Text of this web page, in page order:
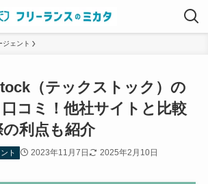
ジェント
（テックストック）の
コミ！他社サイトと比較
の利点も紹介
ト 2023年11月7日 2025年2月10日